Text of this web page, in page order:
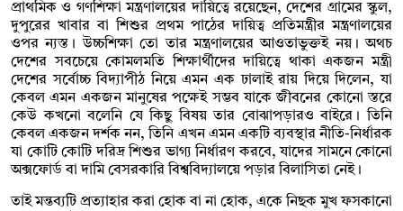
প্রাথমিক ও গণশিক্ষা মন্ত্রণালয়ের দায়িত্বে রয়েছেন, দেশের গ্রামের স্কুল,
দুপুরের খাবার বা শিশুর প্রথম পাঠের দায়িত্ব প্রতিমন্ত্রীর মন্ত্রণালয়ের
ওপর ন্যস্ত। উচ্চশিক্ষা তো তার মন্ত্রণালয়ের আওতাভুক্তই নয়। অথচ
দেশের সবচেয়ে কোমলমতি শিক্ষার্থীদের দায়িত্বে থাকা একজন মন্ত্রী
দেশের সর্বোচ্চ বিদ্যাপীঠ নিয়ে এমন এক ঢালাই রায় দিয়ে দিলেন, যা
কেবল এমন একজন মানুষের পক্ষেই সম্ভব যাকে জীবনের কোনো স্তরে
কেউ কখনো বলেনি যে কিছু বিষয় তার বোঝাপড়ারও বাইরে। তিনি
কেবল একজন দর্শক নন, তিনি এখন এমন একটি ব্যবস্থার নীতি-নির্ধারক
যা কোটি কোটি দরিদ্র শিশুর ভাগ্য নির্ধারণ করবে, যাদের সামনে কোনো
অক্সফোর্ড বা দামি বেসরকারি বিশ্ববিদ্যালয়ে পড়ার বিলাসিতা নেই।
তাই মন্তব্যটি প্রত্যাহার করা হোক বা না হোক, একে নিছক মুখ ফসকানো